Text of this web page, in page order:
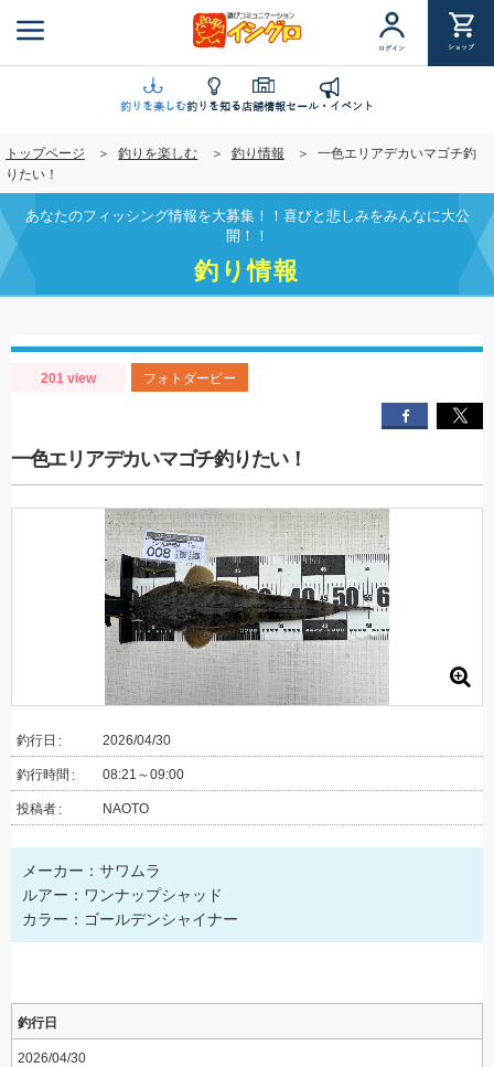
ン
ツ
移
動
ログイン ショップ
釣りを楽しむ釣りを知る店舗情報セール・イベント
トップページ 釣りを楽しむ 釣り情報
一色エリアデカいマゴチ釣
りたい！
あなたのフィッシング情報を大募集！！喜びと悲しみをみんなに大公
開！！
釣り情報
201 view フォトダービー
一色エリアデカいマゴチ釣りたい！
釣行日 2026/04/30
釣行時間 08:21～09:00
投稿者 NAOTO
メーカー：サワムラ
ルアー：ワンナップシャッド
カラー：ゴールデンシャイナー
釣行日
2026/04/30